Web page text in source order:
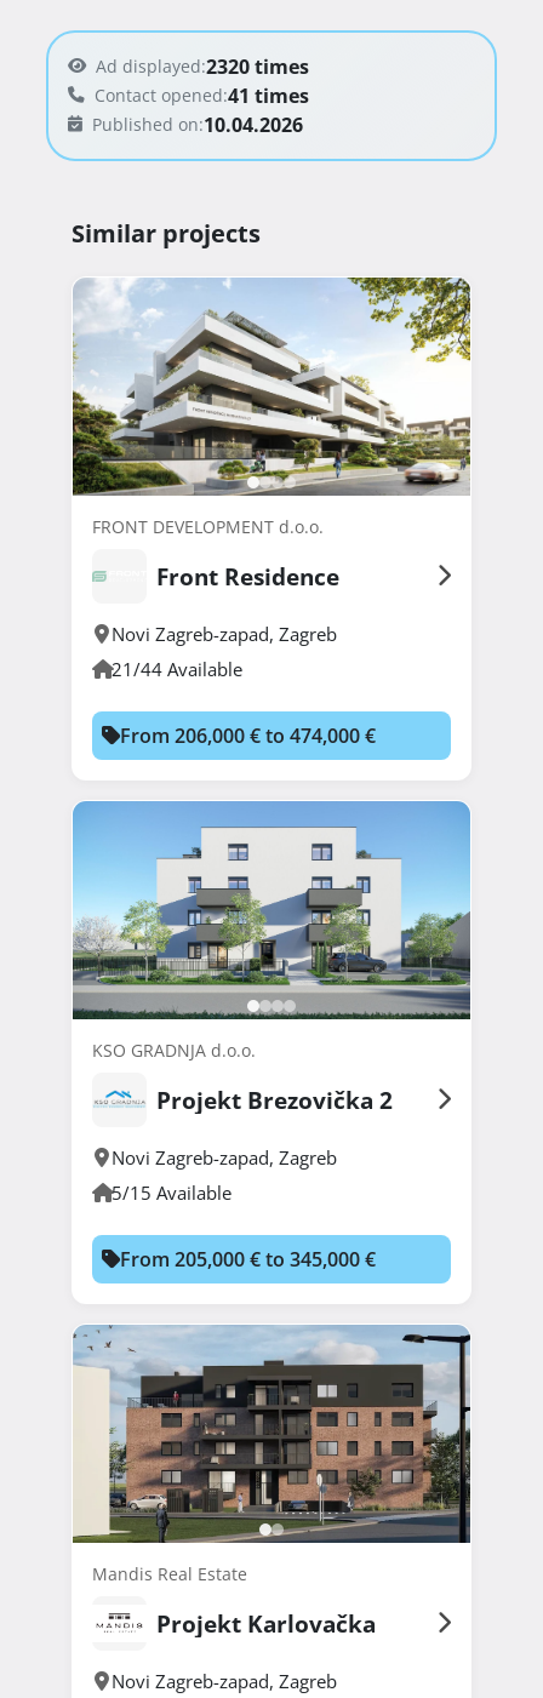
Ad displayed:2320 times
Contact opened:41 times
Published on:10.04.2026
Similar projects
FRONT DEVELOPMENT d.o.o.
Front Residence
Novi Zagreb-zapad, Zagreb
21/44 Available
From 206,000 € to 474,000 €
KSO GRADNJA d.o.o.
Projekt Brezovička 2
Novi Zagreb-zapad, Zagreb
5/15 Available
From 205,000 € to 345,000 €
Mandis Real Estate
Projekt Karlovačka
Novi Zagreb-zapad, Zagreb